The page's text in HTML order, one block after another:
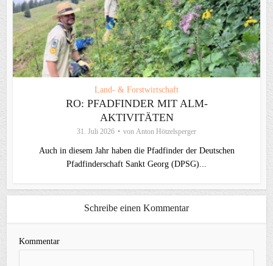
Land- & Forstwirtschaft
RO: PFADFINDER MIT ALM-
AKTIVITÄTEN
31. Juli 2026 von Anton Hötzelsperger
Auch in diesem Jahr haben die Pfadfinder der Deutschen
Pfadfinderschaft Sankt Georg (DPSG)...
Schreibe einen Kommentar
Kommentar